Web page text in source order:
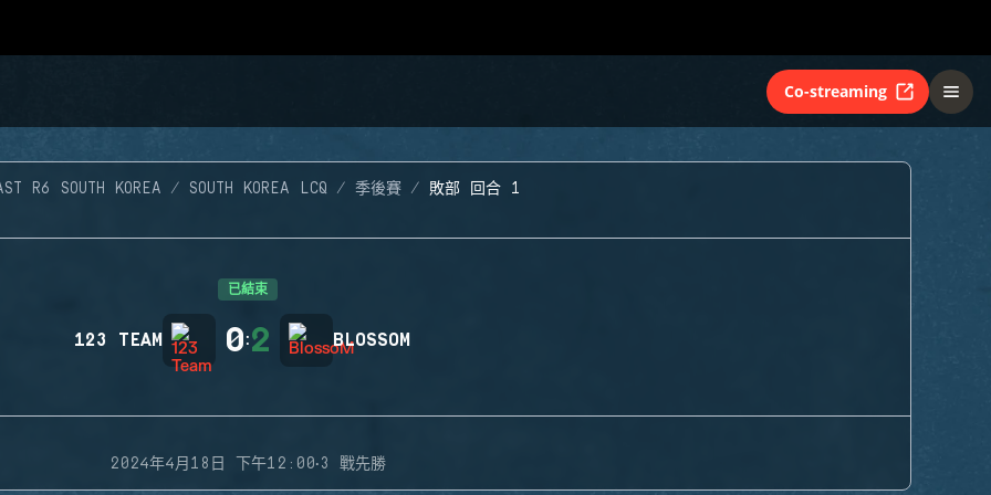
Co-streaming
R6 SOUTH KOREA SOUTH KOREA LCQ 季後賽 敗部 回合 1
已結束
123 TEAM 0:2 BLOSSOM
2024年4月18日 下午12:00·3 戰先勝